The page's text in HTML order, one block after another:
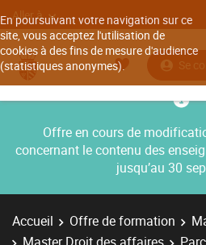
En poursuivant votre navigation sur ce
site, vous acceptez l'utilisation de
cookies à des fins de mesure d'audience
(statistiques anonymes).
Aller à
Se
Offre en cours de
concernant le contenu des
jusqu’au 30
Accueil Offre de formation
Master Droit des affaires